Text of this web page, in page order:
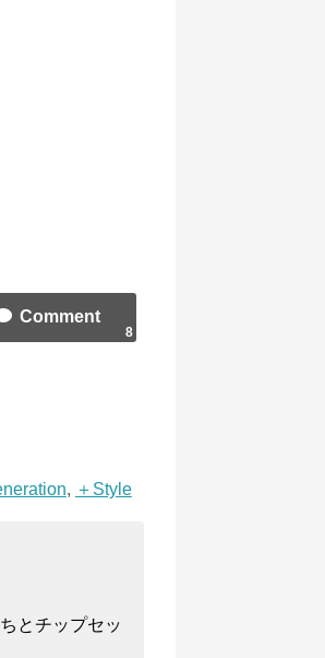
8
, ＋Style
とチップセッ